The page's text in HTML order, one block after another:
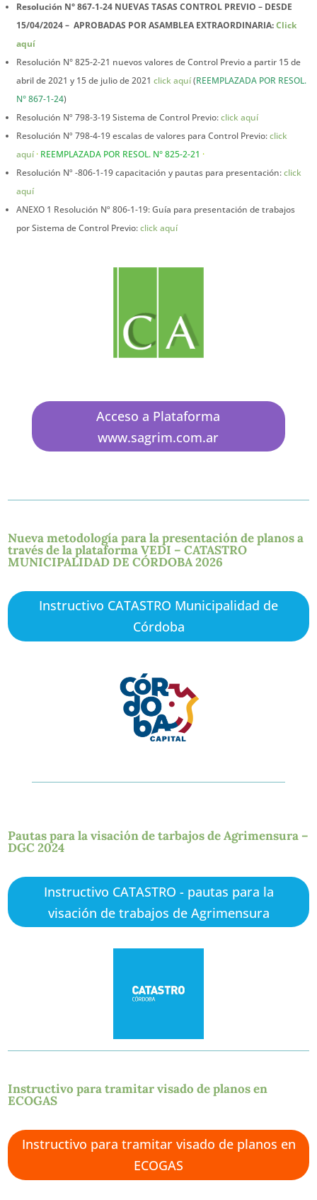
Resolución N° 867-1-24 NUEVAS TASAS CONTROL PREVIO – DESDE
15/04/2024 – APROBADAS POR ASAMBLEA EXTRAORDINARIA:Click
aquí
Resolución N° 825-2-21 nuevos valores de Control Previo a partir 15 de
abril de 2021 y 15 de julio de 2021click aquí(REEMPLAZADA POR RESOL.
N° 867-1-24)
Resolución Nº 798-3-19 Sistema de Control Previo:click aquí
Resolución Nº 798-4-19 escalas de valores para Control Previo:click
aquí· REEMPLAZADA POR RESOL. N° 825-2-21 ·
Resolución Nº -806-1-19 capacitación y pautas para presentación:click
aquí
ANEXO 1 Resolución Nº 806-1-19: Guía para presentación de trabajos
por Sistema de Control Previo:click aquí
Acceso a Plataforma
www.sagrim.com.ar
Nueva metodología para la presentación de planos a
través de la plataforma VEDI – CATASTRO
MUNICIPALIDAD DE CÓRDOBA 2026
Instructivo CATASTRO Municipalidad de
Córdoba
Pautas para la visación de tarbajos de Agrimensura –
DGC 2024
Instructivo CATASTRO - pautas para la
visación de trabajos de Agrimensura
Instructivo para tramitar visado de planos en
ECOGAS
Instructivo para tramitar visado de planos en
ECOGAS